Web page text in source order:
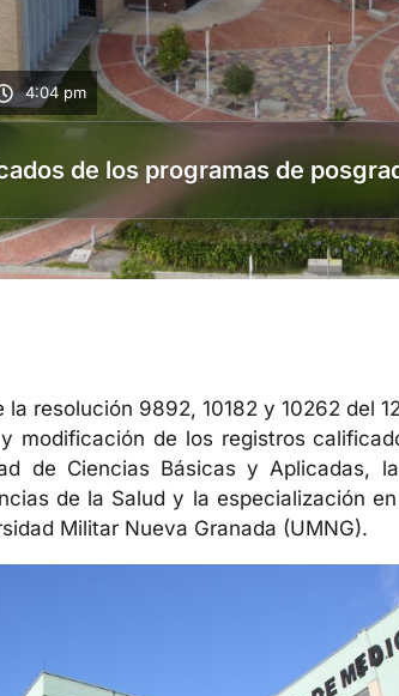
4:04 pm
de los programas de
resolución 9892, 10182 y 10262 del
modificación de los registros
de Ciencias Básicas y Aplicadas,
de la Salud y la especialización
Militar Nueva Granada (UMNG).